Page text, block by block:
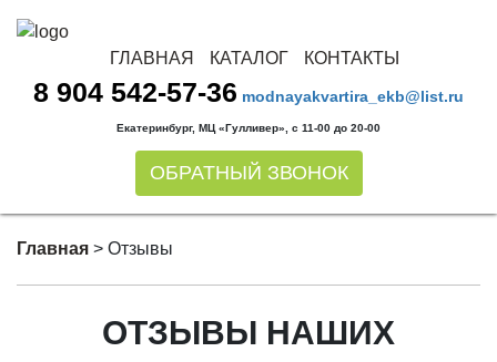
ГЛАВНАЯ КАТАЛОГ КОНТАКТЫ
8 904 542-57-36 modnayakvartira_ekb@list.ru
Екатеринбург, МЦ «Гулливер», с 11-00 до 20-00
ОБРАТНЫЙ ЗВОНОК
Главная > Отзывы
ОТЗЫВЫ НАШИХ